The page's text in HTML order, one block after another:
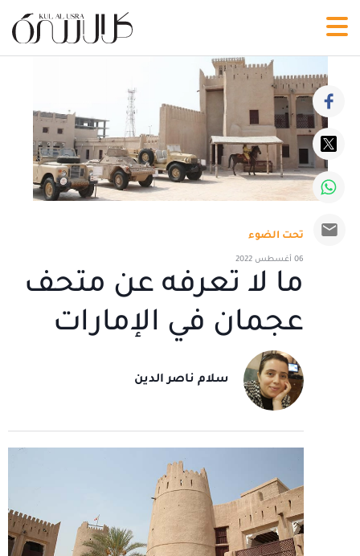
تحت الضوء
06 أغسطس 2022
ما لا تعرفه عن متحف
عجمان في الإمارات
سلام ناصر الدين